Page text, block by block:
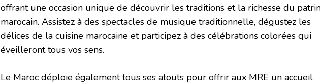
offrant une occasion unique de découvrir les traditions et la richesse du
marocain. Assistez à des spectacles de musique traditionnelle, dégustez les
délices de la cuisine marocaine et participez à des célébrations colorées qui
éveilleront tous vos sens.
Le Maroc déploie également tous ses atouts pour offrir aux MRE un accueil